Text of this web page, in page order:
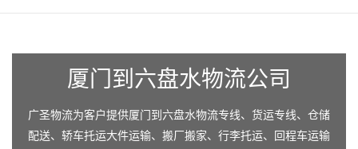
厦门到六盘水物流公司
广圣物流为客户提供厦门到六盘水物流专线、货运专线、仓储
配送、轿车托运大件运输、搬厂搬家、行李托运、回程车运输